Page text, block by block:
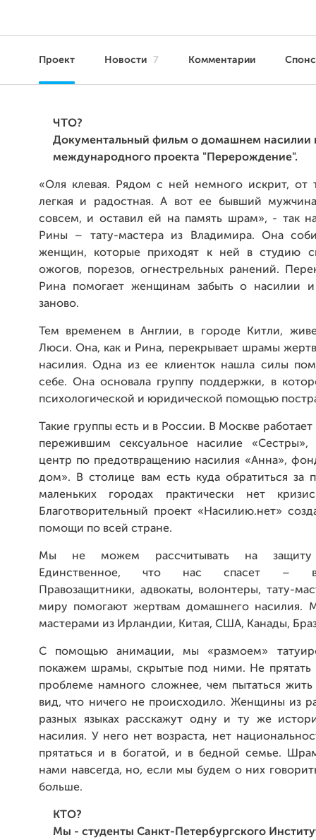
Проект Новости 7 Комментарии
ЧТО?
Документальный фильм о домашнем насилии
международного проекта "Перерождение".
«Оля клевая. Рядом с ней немного искрит, от
легкая и радостная. А вот ее бывший
совсем, и оставил ей на память шрам», - так
Рины – тату-мастера из Владимира. Она
женщин, которые приходят к ней в студию
ожогов, порезов, огнестрельных ранений.
Рина помогает женщинам забыть о насилии и
заново.
Тем временем в Англии, в городе Китли,
Люси. Она, как и Рина, перекрывает шрамы
насилия. Одна из ее клиенток нашла силы
себе. Она основала группу поддержки, в
психологической и юридической помощью
Такие группы есть и в России. В Москве
пережившим сексуальное насилие «Сестры»,
центр по предотвращению насилия «Анна»,
дом». В столице вам есть куда обратиться
маленьких городах практически нет
Благотворительный проект «Насилию.нет»
помощи по всей стране.
Мы не можем рассчитывать на защиту
Единственное, что нас спасет –
Правозащитники, адвокаты, волонтеры, тату-
миру помогают жертвам домашнего насилия.
мастерами из Ирландии, Китая, США, Канады,
С помощью анимации, мы «размоем»
покажем шрамы, скрытые под ними. Не прятать
проблеме намного сложнее, чем пытаться жить
вид, что ничего не происходило. Женщины из
разных языках расскажут одну и ту же
насилия. У него нет возраста, нет
прятаться и в богатой, и в бедной семье.
нами навсегда, но, если мы будем о них
больше.
КТО?
Мы - студенты Санкт-Петербургского